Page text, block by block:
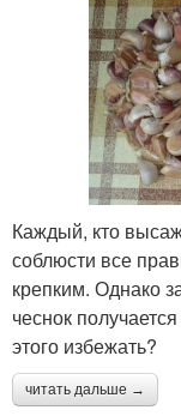
Каждый, кто
соблюсти все
крепким. Однако
чеснок
этого избежать?
читать дальше →